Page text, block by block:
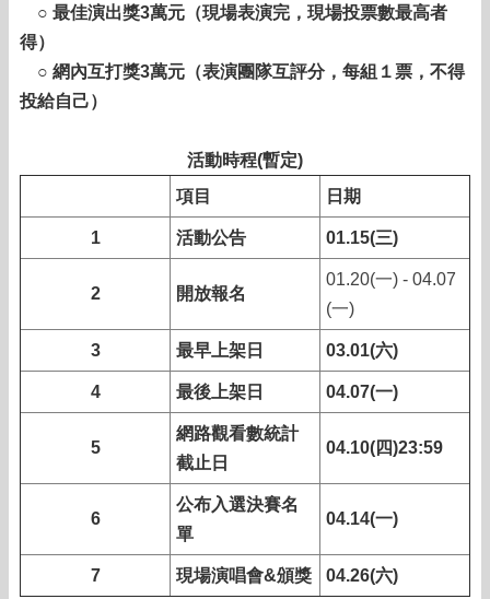
○ 最佳演出獎3萬元（現場表演完，現場投票數最高者
得）
○ 網內互打獎3萬元（表演團隊互評分，每組１票，不得
投給自己）
活動時程(暫定)
項目
日期
1 活動公告 01.15(三)
2 開放報名
01.20(一) - 04.07
(一)
3 最早上架日 03.01(六)
4 最後上架日 04.07(一)
5
網路觀看數統計
截止日
04.10(四)23:59
6
公布入選決賽名
單
04.14(一)
7 現場演唱會&頒獎 04.26(六)